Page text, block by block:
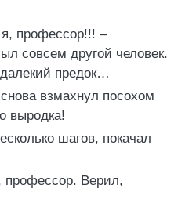
профессор!!! –
совсем другой человек.
предок…
взмахнул посохом
выродка!
шагов, покачал
профессор. Верил,